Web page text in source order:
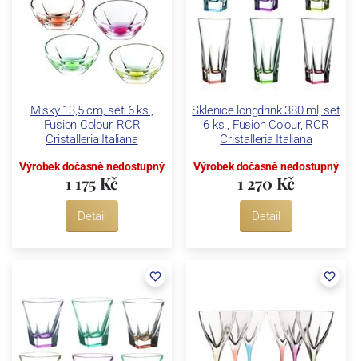
Misky 13,5 cm, set 6 ks.,
Fusion Colour, RCR
Cristalleria Italiana
Výrobek dočasně nedostupný
1 175 Kč
Detail
Sklenice longdrink 380 ml, set
6 ks., Fusion Colour, RCR
Cristalleria Italiana
Výrobek dočasně nedostupný
1 270 Kč
Detail